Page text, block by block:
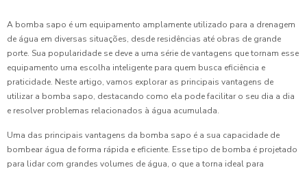
A bomba sapo é um equipamento amplamente utilizado para a drenagem
de água em diversas situações, desde residências até obras de grande
porte. Sua popularidade se deve a uma série de vantagens que tornam esse
equipamento uma escolha inteligente para quem busca eficiência e
praticidade. Neste artigo, vamos explorar as principais vantagens de
utilizar a bomba sapo, destacando como ela pode facilitar o seu dia a dia
e resolver problemas relacionados à água acumulada.
Uma das principais vantagens da bomba sapo é a sua capacidade de
bombear água de forma rápida e eficiente. Esse tipo de bomba é projetado
para lidar com grandes volumes de água, o que a torna ideal para